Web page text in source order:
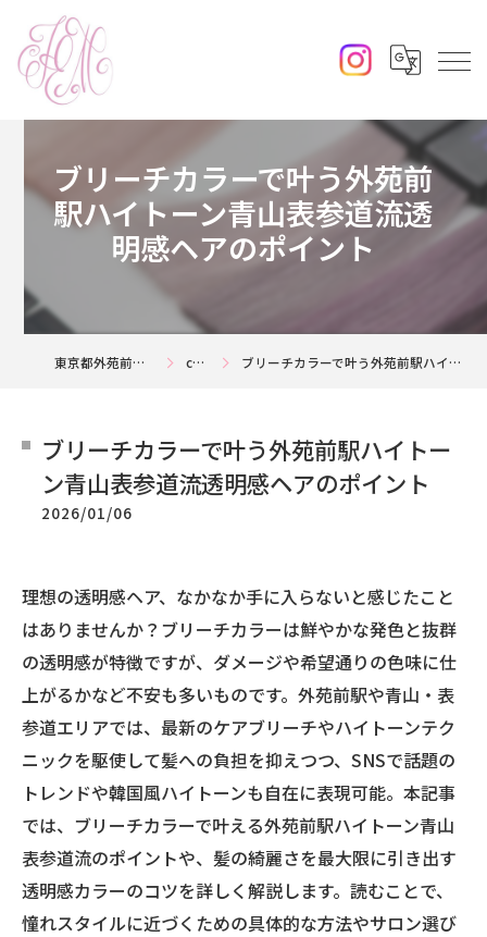
ブリーチカラーで叶う外苑前
駅ハイトーン青山表参道流透
明感ヘアのポイント
東京都外苑前の美容室ならjouerm column ブリーチカラーで叶う外苑前駅ハイトーン青山表参道流透明感ヘアのポイント
ブリーチカラーで叶う外苑前駅ハイトー
ン青山表参道流透明感ヘアのポイント
2026/01/06
理想の透明感ヘア、なかなか手に入らないと感じたこと
はありませんか？ブリーチカラーは鮮やかな発色と抜群
の透明感が特徴ですが、ダメージや希望通りの色味に仕
上がるかなど不安も多いものです。外苑前駅や青山・表
参道エリアでは、最新のケアブリーチやハイトーンテク
ニックを駆使して髪への負担を抑えつつ、SNSで話題の
トレンドや韓国風ハイトーンも自在に表現可能。本記事
では、ブリーチカラーで叶える外苑前駅ハイトーン青山
表参道流のポイントや、髪の綺麗さを最大限に引き出す
透明感カラーのコツを詳しく解説します。読むことで、
憧れスタイルに近づくための具体的な方法やサロン選び